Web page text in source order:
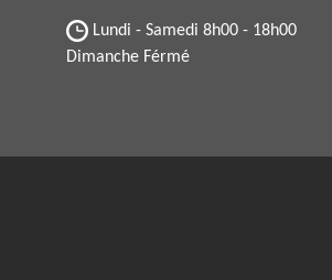
Lundi - Samedi 8h00 - 18h00
Dimanche Férmé